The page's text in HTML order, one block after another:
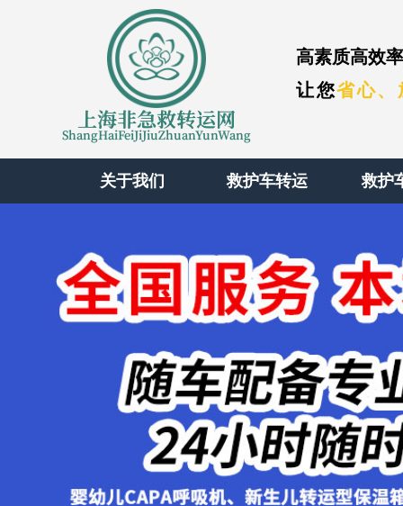
上海非急救转运网
ShangHaiFeiJiJiuZhuanYunWang
高素质高效
让您省心、
关于我们 救护车转运 救护